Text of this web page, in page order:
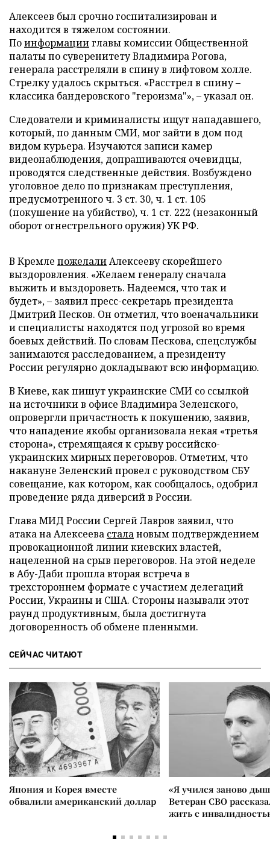
Алексеев был срочно госпитализирован и
находится в тяжелом состоянии.
Поинформацииглавы комиссии Общественной
палаты по суверенитету Владимира Рогова,
генерала расстреляли в спину в лифтовом холле.
Стрелку удалось скрыться. «Расстрел в спину –
классика бандеровского "героизма"», – указал он.
Следователи и криминалисты ищут нападавшего,
который, по данным СМИ, мог зайти в дом под
видом курьера. Изучаются записи камер
видеонаблюдения, допрашиваются очевидцы,
проводятся следственные действия. Возбуждено
уголовное дело по признакам преступления,
предусмотренного ч. 3 ст. 30, ч. 1 ст. 105
(покушение на убийство), ч. 1 ст. 222 (незаконный
оборот огнестрельного оружия) УК РФ.
В Кремле пожелалиАлексееву скорейшего
выздоровления. «Желаем генералу сначала
выжить и выздороветь. Надеемся, что так и
будет», – заявил пресс-секретарь президента
Дмитрий Песков. Он отметил, что военачальники
и специалисты находятся под угрозой во время
боевых действий. По словам Пескова, спецслужбы
занимаются расследованием, а президенту
России регулярно докладывают всю информацию.
В Киеве, как пишут украинские СМИ со ссылкой
на источники в офисе Владимира Зеленского,
опровергли причастность к покушению, заявив,
что нападение якобы организовала некая «третья
сторона», стремящаяся к срыву российско-
украинских мирных переговоров. Отметим, что
накануне Зеленский провел с руководством СБУ
совещание, как котором, как сообщалось, одобрил
проведение ряда диверсий в России.
Глава МИД России Сергей Лавров заявил, что
атака на Алексеева сталановым подтверждением
провокационной линии киевских властей,
нацеленной на срыв переговоров. На этой неделе
в Абу-Даби прошла вторая встреча в
трехстороннем формате с участием делегаций
России, Украины и США. Стороны называли этот
раунд продуктивным, была достигнута
договоренность об обмене пленными.
СЕЙЧАС ЧИТАЮТ
Япония и Корея вместе
обвалили американский доллар
«Я учился заново
Ветеран СВО
жить с